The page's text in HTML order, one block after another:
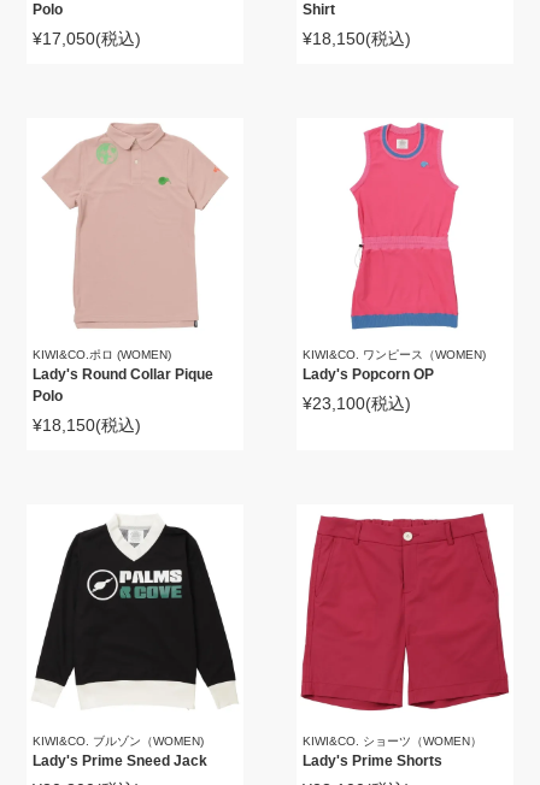
Polo
¥17,050(税込)
Shirt
¥18,150(税込)
KIWI&CO.ポロ (WOMEN)
Lady's Round Collar Pique
Polo
¥18,150(税込)
KIWI&CO. ワンピース（WOMEN)
Lady's Popcorn OP
¥23,100(税込)
KIWI&CO. ブルゾン（WOMEN)
Lady's Prime Sneed Jack
KIWI&CO. ショーツ（WOMEN）
Lady's Prime Shorts